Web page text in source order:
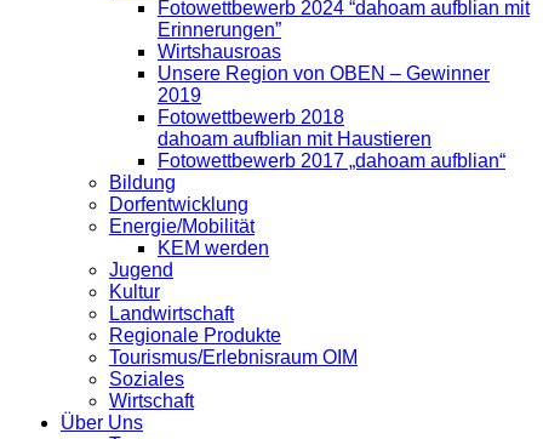
Fotowettbewerb 2024 “dahoam aufblian mit
Erinnerungen”
Wirtshausroas
Unsere Region von OBEN – Gewinner
2019
Fotowettbewerb 2018
dahoam aufblian mit Haustieren
Fotowettbewerb 2017 „dahoam aufblian“
Bildung
Dorfentwicklung
Energie/Mobilität
KEM werden
Jugend
Kultur
Landwirtschaft
Regionale Produkte
Tourismus/Erlebnisraum OIM
Soziales
Wirtschaft
Über Uns